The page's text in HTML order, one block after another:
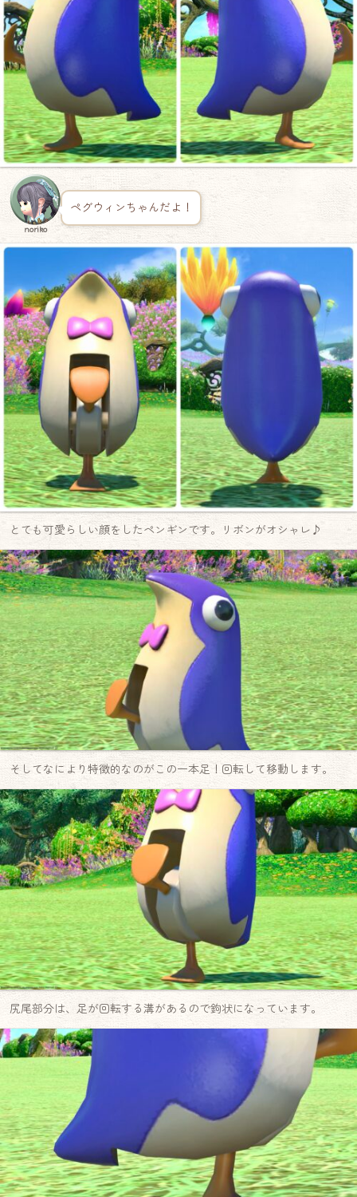
noriko
ペグウィンちゃんだよ！
とても可愛らしい顔をしたペンギンです。リボンがオシャレ♪
そしてなにより特徴的なのがこの一本足！回転して移動します。
尻尾部分は、足が回転する溝があるので鉤状になっています。